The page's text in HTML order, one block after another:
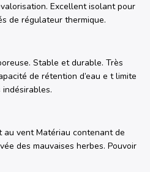
Excellent isolant pour
de régulateur thermique.
Stable et durable. Très
de rétention d’eau e t limite
au vent Matériau contenant de
des mauvaises herbes. Pouvoir